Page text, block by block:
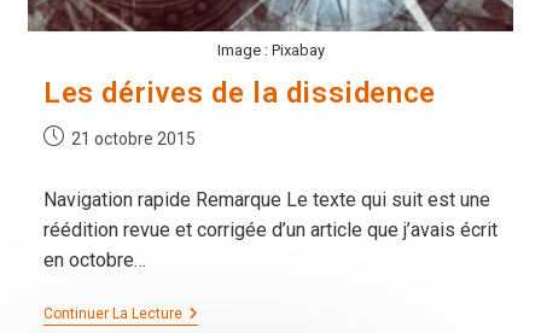
Image : Pixabay
Les dérives de la dissidence
Publication
21 octobre 2015
Navigation rapide Remarque Le texte qui suit est une
réédition revue et corrigée d’un article que j’avais écrit
en octobre…
Continuer La LectureLes